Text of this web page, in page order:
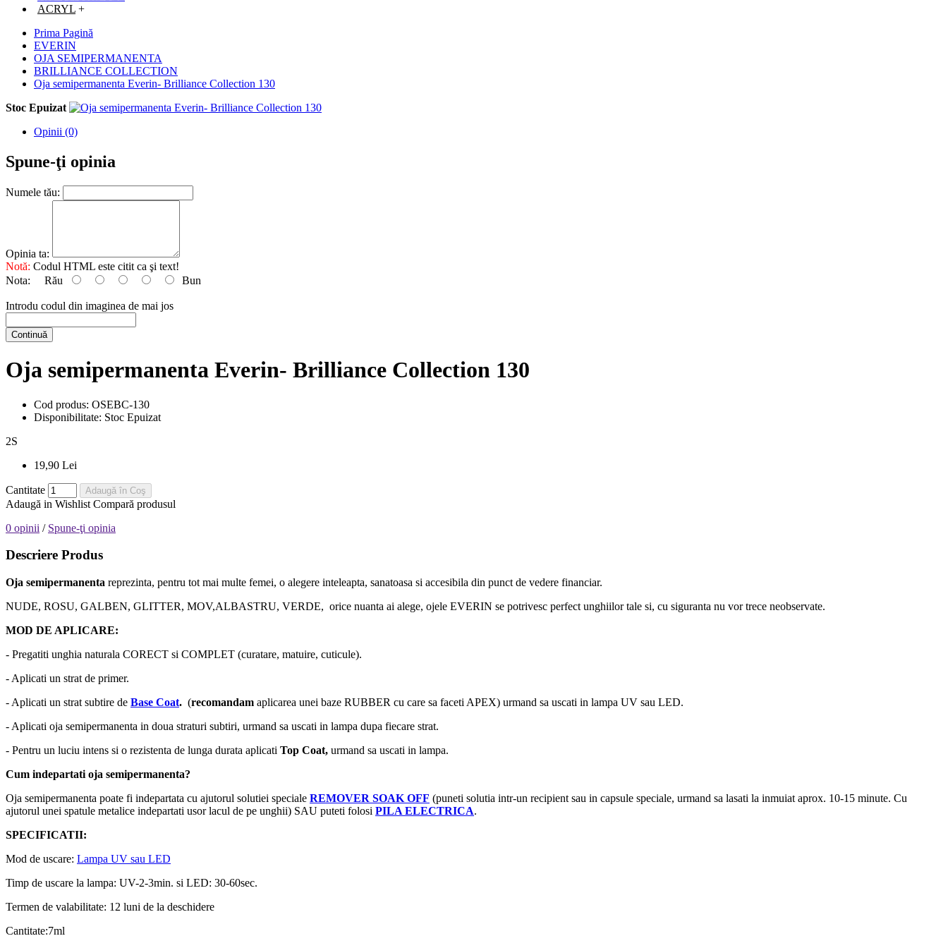
ACRYL +
Prima Pagină
EVERIN
OJA SEMIPERMANENTA
BRILLIANCE COLLECTION
Oja semipermanenta Everin- Brilliance Collection 130
Stoc Epuizat
Opinii (0)
Spune-ţi opinia
Numele tău:
Opinia ta:
Notă: Codul HTML este citit ca şi text!
Nota: Rău Bun
Introdu codul din imaginea de mai jos
Continuă
Oja semipermanenta Everin- Brilliance Collection 130
Cod produs: OSEBC-130
Disponibilitate: Stoc Epuizat
2S
19,90 Lei
Cantitate Adaugă în Coş
Adaugă in Wishlist Compară produsul
0 opinii / Spune-ţi opinia
Descriere Produs
Oja semipermanenta reprezinta, pentru tot mai multe femei, o alegere inteleapta, sanatoasa si accesibila din punct de vedere financiar.
NUDE, ROSU, GALBEN, GLITTER, MOV,ALBASTRU, VERDE, orice nuanta ai alege, ojele EVERIN se potrivesc perfect unghiilor tale si, cu siguranta nu vor trece neobservate.
MOD DE APLICARE:
- Pregatiti unghia naturala CORECT si COMPLET (curatare, matuire, cuticule).
- Aplicati un strat de primer.
- Aplicati un strat subtire de Base Coat. (recomandam aplicarea unei baze RUBBER cu care sa faceti APEX) urmand sa uscati in lampa UV sau LED.
- Aplicati oja semipermanenta in doua straturi subtiri, urmand sa uscati in lampa dupa fiecare strat.
- Pentru un luciu intens si o rezistenta de lunga durata aplicati Top Coat, urmand sa uscati in lampa.
Cum indepartati oja semipermanenta?
Oja semipermanenta poate fi indepartata cu ajutorul solutiei speciale REMOVER SOAK OFF (puneti solutia intr-un recipient sau in capsule speciale, urmand sa lasati la inmuiat aprox. 10-15 minute. Cu
ajutorul unei spatule metalice indepartati usor lacul de pe unghii) SAU puteti folosi PILA ELECTRICA.
SPECIFICATII:
Mod de uscare: Lampa UV sau LED
Timp de uscare la lampa: UV-2-3min. si LED: 30-60sec.
Termen de valabilitate: 12 luni de la deschidere
Cantitate:7ml